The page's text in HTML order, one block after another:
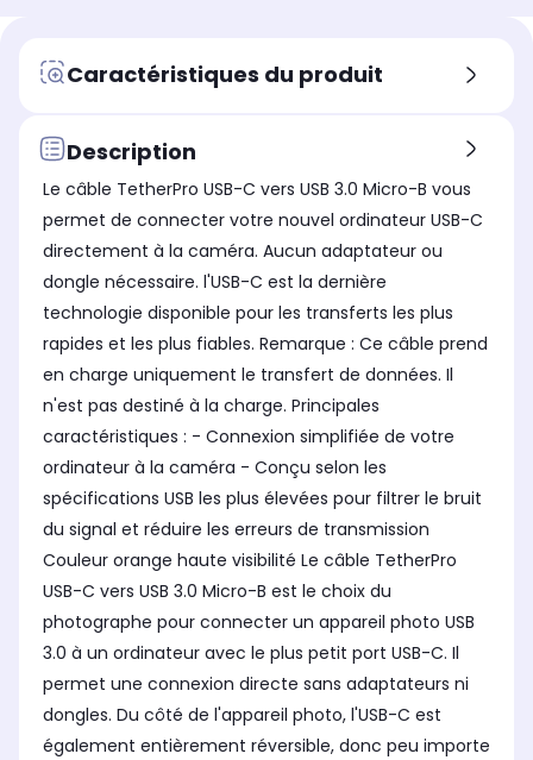
Caractéristiques du produit
Description
Le câble TetherPro USB-C vers USB 3.0 Micro-B vous
permet de connecter votre nouvel ordinateur USB-C
directement à la caméra. Aucun adaptateur ou
dongle nécessaire. l'USB-C est la dernière
technologie disponible pour les transferts les plus
rapides et les plus fiables. Remarque : Ce câble prend
en charge uniquement le transfert de données. Il
n'est pas destiné à la charge. Principales
caractéristiques : - Connexion simplifiée de votre
ordinateur à la caméra - Conçu selon les
spécifications USB les plus élevées pour filtrer le bruit
du signal et réduire les erreurs de transmission
Couleur orange haute visibilité Le câble TetherPro
USB-C vers USB 3.0 Micro-B est le choix du
photographe pour connecter un appareil photo USB
3.0 à un ordinateur avec le plus petit port USB-C. Il
permet une connexion directe sans adaptateurs ni
dongles. Du côté de l'appareil photo, l'USB-C est
également entièrement réversible, donc peu importe